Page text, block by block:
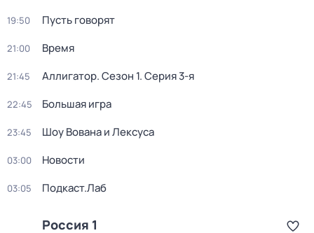
19:50 Пусть говорят
21:00 Время
21:45 Аллигатор. Сезон 1. Серия 3-я
22:45 Большая игра
23:45 Шоу Вована и Лексуса
03:00 Новости
03:05 Подкаст.Лаб
Россия 1